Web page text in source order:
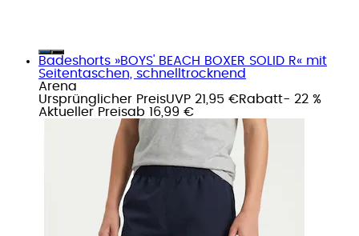
Badeshorts »BOYS' BEACH BOXER SOLID R« mit
Seitentaschen, schnelltrocknend
Arena
Ursprünglicher PreisUVP 21,95 €Rabatt- 22 %
Aktueller Preisab 16,99 €